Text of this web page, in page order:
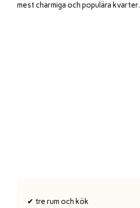
mest charmiga och populära kvarter.
✔ tre rum och kök